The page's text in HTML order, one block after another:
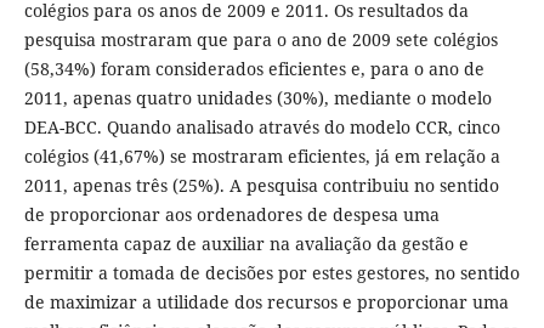
colégios para os anos de 2009 e 2011. Os resultados da
pesquisa mostraram que para o ano de 2009 sete colégios
(58,34%) foram considerados eficientes e, para o ano de
2011, apenas quatro unidades (30%), mediante o modelo
DEA-BCC. Quando analisado através do modelo CCR, cinco
colégios (41,67%) se mostraram eficientes, já em relação a
2011, apenas três (25%). A pesquisa contribuiu no sentido
de proporcionar aos ordenadores de despesa uma
ferramenta capaz de auxiliar na avaliação da gestão e
permitir a tomada de decisões por estes gestores, no sentido
de maximizar a utilidade dos recursos e proporcionar uma